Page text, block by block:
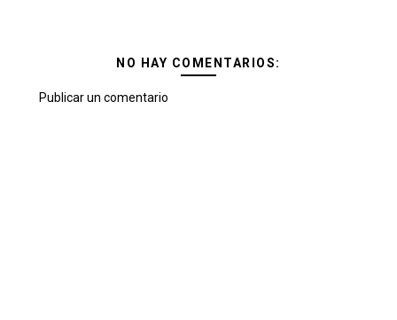
NO HAY COMENTARIOS:
Publicar un comentario